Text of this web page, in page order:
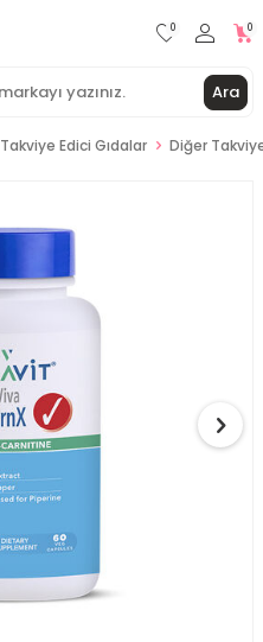
Ara
0 0
Takviye Edici Gıdalar Diğer